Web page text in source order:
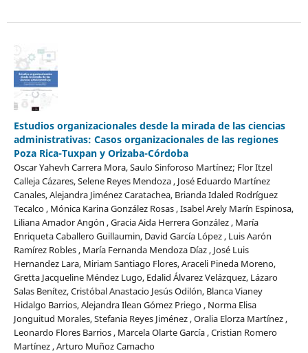
Estudios organizacionales desde la mirada de las ciencias
administrativas: Casos organizacionales de las regiones
Poza Rica-Tuxpan y Orizaba-Córdoba
Oscar Yahevh Carrera Mora, Saulo Sinforoso Martínez; Flor Itzel
Calleja Cázares, Selene Reyes Mendoza , José Eduardo Martínez
Canales, Alejandra Jiménez Caratachea, Brianda Idaled Rodríguez
Tecalco , Mónica Karina González Rosas , Isabel Arely Marín Espinosa,
Liliana Amador Angón , Gracia Aida Herrera González , María
Enriqueta Caballero Guillaumin, David García López , Luis Aarón
Ramírez Robles , María Fernanda Mendoza Díaz , José Luis
Hernandez Lara, Miriam Santiago Flores, Araceli Pineda Moreno,
Gretta Jacqueline Méndez Lugo, Edalid Álvarez Velázquez, Lázaro
Salas Benítez, Cristóbal Anastacio Jesús Odilón, Blanca Vianey
Hidalgo Barrios, Alejandra Ilean Gómez Priego , Norma Elisa
Jonguitud Morales, Stefania Reyes Jiménez , Oralia Elorza Martínez ,
Leonardo Flores Barrios , Marcela Olarte García , Cristian Romero
Martínez , Arturo Muñoz Camacho